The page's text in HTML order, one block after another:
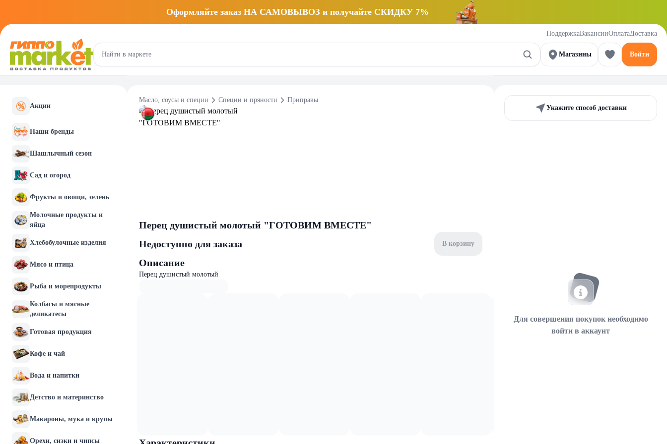
Оформляйте заказ НА САМОВЫВОЗ и получайте СКИДКУ 7%
ПоддержкаВакансииОплатаДоставка
Магазины Войти
Акции
Наши бренды
Шашлычный сезон
Сад и огород
Фрукты и овощи, зелень
Молочные продукты и
яйца
Хлебобулочные изделия
Мясо и птица
Рыба и морепродукты
Колбасы и мясные
деликатесы
Готовая продукция
Кофе и чай
Вода и напитки
Детство и материнство
Макароны, мука и крупы
Орехи, снэки и чипсы
Масло, соусы и специи Специи и пряности Приправы
Перец душистый молотый "ГОТОВИМ ВМЕСТЕ"
Недоступно для заказа
В корзину
Описание
Перец душистый молотый
Укажите способ доставки
Для совершения покупок необходимо
войти в аккаунт